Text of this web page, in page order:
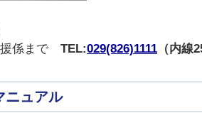
援係まで TEL:029(826)1111 （内線
ニュアル